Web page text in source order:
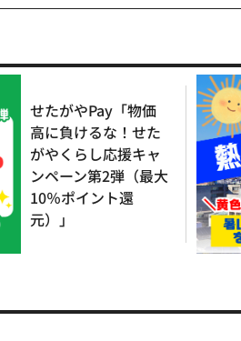
せたがやPay「物価
高に負けるな！せた
がやくらし応援キャ
ンペーン第2弾（最大
10％ポイント還
元）」